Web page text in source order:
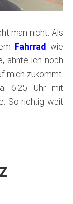
man nicht. Als
Fahrrad wie
ahnte ich noch
mich zukommt.
6:25 Uhr mit
So richtig weit